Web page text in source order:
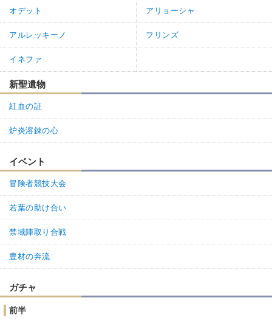
オデット アリョーシャ
アルレッキーノ フリンズ
イネファ
新聖遺物
紅血の証
炉炎溶錬の心
イベント
冒険者競技大会
若葉の助け合い
禁域陣取り合戦
豊材の奔流
ガチャ
前半